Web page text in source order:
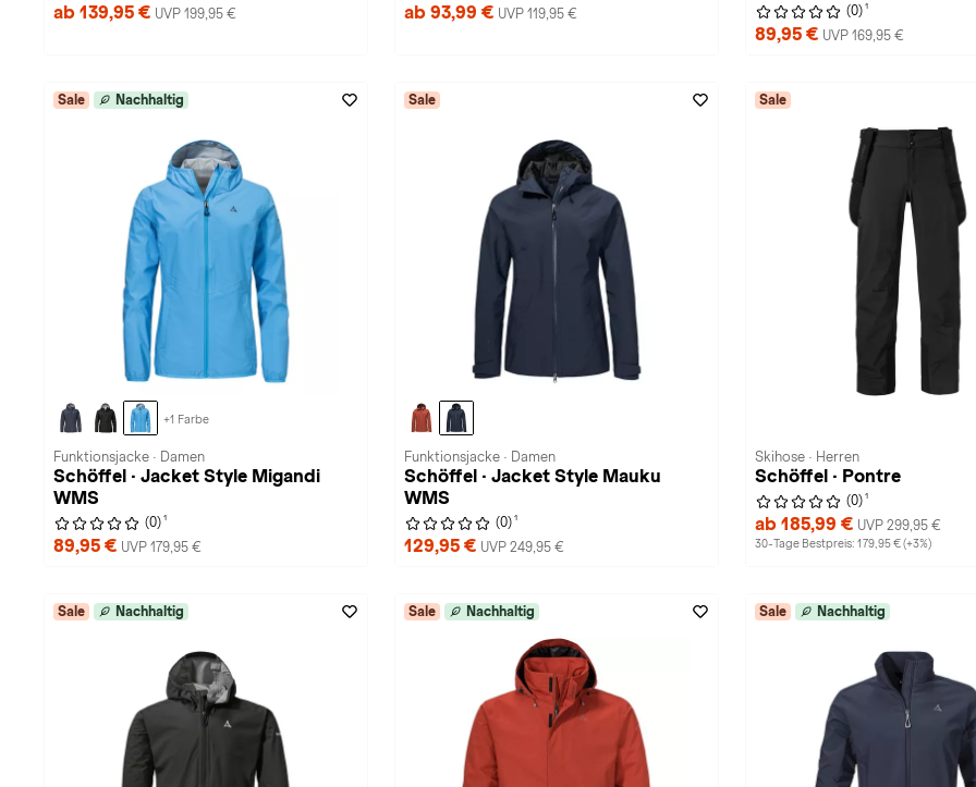
ab 139,95 € UVP 199,95 € ab 93,99 € UVP 119,95 € (0) 1
89,95 € UVP 169,95 €
Sale Nachhaltig
+1 Farbe
Funktionsjacke · Damen
Schöffel · Jacket Style Migandi
WMS
(0) 1
89,95 € UVP 179,95 €
Sale
Funktionsjacke · Damen
Schöffel · Jacket Style Mauku
WMS
(0) 1
129,95 € UVP 249,95 €
Sale
Skihose · Herren
Schöffel · Pontre
(0) 1
ab 185,99 € UVP 299,95 €
30-Tage Bestpreis: 179,95 € (+3%)
Sale Nachhaltig Sale Nachhaltig Sale Nachhaltig